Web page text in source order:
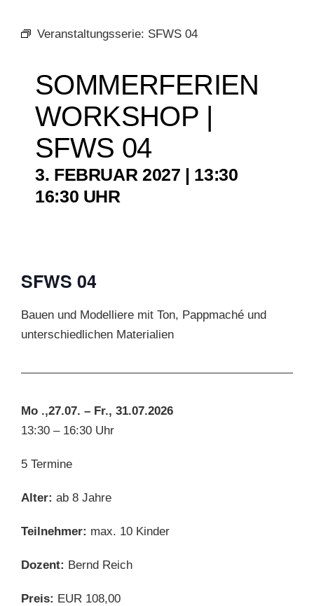
KUNSTSCHULE
KRONBERGER MALERKOLONIE
SUCHE
NACH:
Veranstaltungsserie: SFWS 04
SOMMERFERIEN
WORKSHOP |
SFWS 04
3. FEBRUAR 2027 | 13:30
16:30
SFWS 04
Bauen und Modelliere mit Ton, Pappmaché und
unterschiedlichen Materialien
Mo .,27.07. – Fr., 31.07.2026
13:30 – 16:30 Uhr
5 Termine
Alter: ab 8 Jahre
Teilnehmer: max. 10 Kinder
Dozent: Bernd Reich
Preis: EUR 108,00